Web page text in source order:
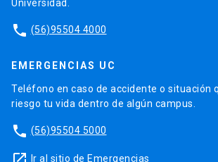
Universidad.
phone (56)95504 4000
EMERGENCIAS UC
Teléfono en caso de accidente o situación
riesgo tu vida dentro de algún campus.
phone (56)95504 5000
Ir al sitio de Emergencias